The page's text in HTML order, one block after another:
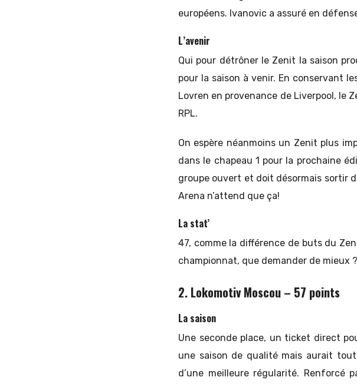
européens. Ivanovic a assuré en
L’avenir
Qui pour détrôner le Zenit la saison
pour la saison à venir. En conservant
Lovren en provenance de Liverpool, le
RPL.
On espère néanmoins un Zenit plus
dans le chapeau 1 pour la prochaine
groupe ouvert et doit désormais sortir
Arena n’attend que ça!
La stat’
47, comme la différence de buts du
championnat, que demander de mieux ?
2. Lokomotiv Moscou – 57 points
La saison
Une seconde place, un ticket direct
une saison de qualité mais aurait
d’une meilleure régularité. Renforcé